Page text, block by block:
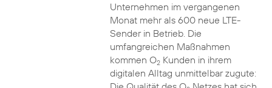
Unternehmen im vergangenen
Monat mehr als 600 neue LTE-
Sender in Betrieb. Die
umfangreichen Maßnahmen
kommen O2Kunden in ihrem
digitalen Alltag unmittelbar zugute: